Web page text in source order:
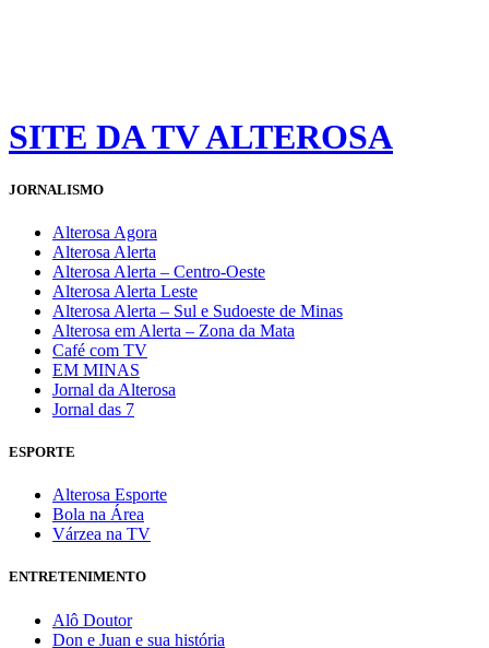
SITE DA TV ALTEROSA
JORNALISMO
Alterosa Agora
Alterosa Alerta
Alterosa Alerta – Centro-Oeste
Alterosa Alerta Leste
Alterosa Alerta – Sul e Sudoeste de Minas
Alterosa em Alerta – Zona da Mata
Café com TV
EM MINAS
Jornal da Alterosa
Jornal das 7
ESPORTE
Alterosa Esporte
Bola na Área
Várzea na TV
ENTRETENIMENTO
Alô Doutor
Don e Juan e sua história